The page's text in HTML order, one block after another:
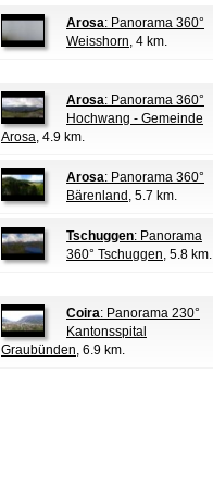
Arosa: Panorama 360°
Weisshorn, 4 km.
Arosa: Panorama 360°
Hochwang - Gemeinde
Arosa, 4.9 km.
Arosa: Panorama 360°
Bärenland , 5.7 km.
Tschuggen: Panorama
360° Tschuggen, 5.8 km.
Coira: Panorama 230°
Kantonsspital
Graubünden, 6.9 km.